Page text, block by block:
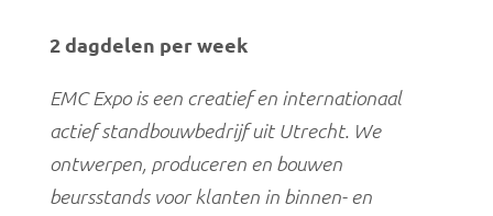
2 dagdelen per week
EMC Expo is een creatief en internationaal
actief standbouwbedrijf uit Utrecht. We
ontwerpen, produceren en bouwen
beursstands voor klanten in binnen- en